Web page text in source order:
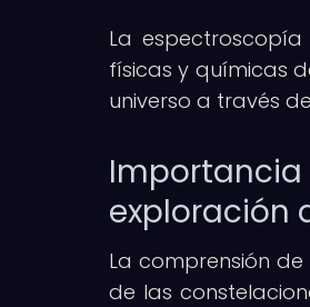
La
físicas y químicas
universo a través
Importancia
exploración
La comprensión
de las